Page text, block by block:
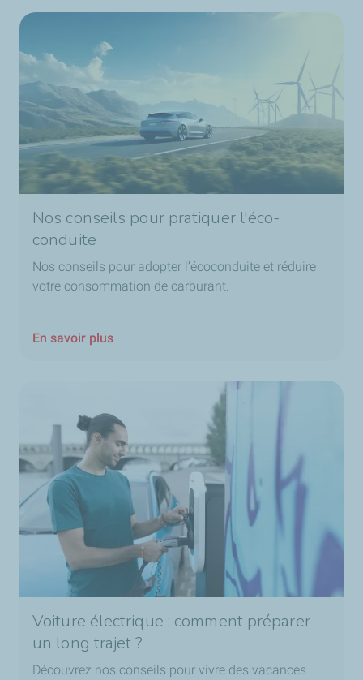
Nos conseils pour pratiquer l'éco-
conduite
Nos conseils pour adopter l’écoconduite et réduire
votre consommation de carburant.
En savoir plus
Voiture électrique : comment préparer
un long trajet ?
Découvrez nos conseils pour vivre des vacances